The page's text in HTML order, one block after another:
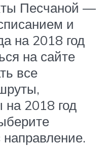
Песчаной —
и
на 2018 год
на сайте
все
на 2018 год